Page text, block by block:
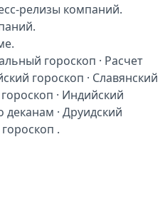
релизы компаний.
.
.
гороскоп · Расчет
гороскоп · Славянский
· Индийский
деканам · Друидский
.